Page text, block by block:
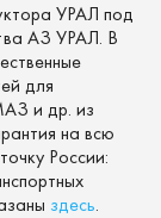
УРАЛ под
АЗ УРАЛ. В
для
и др. из
на всю
России:
здесь.